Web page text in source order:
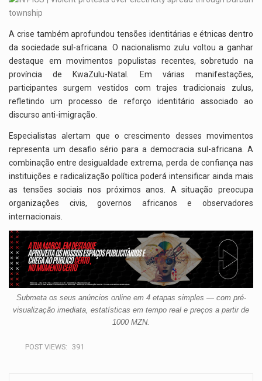
A crise também aprofundou tensões identitárias e étnicas dentro
da sociedade sul-africana. O nacionalismo zulu voltou a ganhar
destaque em movimentos populistas recentes, sobretudo na
província de KwaZulu-Natal. Em várias manifestações,
participantes surgem vestidos com trajes tradicionais zulus,
refletindo um processo de reforço identitário associado ao
discurso anti-imigração.
Especialistas alertam que o crescimento desses movimentos
representa um desafio sério para a democracia sul-africana. A
combinação entre desigualdade extrema, perda de confiança nas
instituições e radicalização política poderá intensificar ainda mais
as tensões sociais nos próximos anos. A situação preocupa
organizações civis, governos africanos e observadores
internacionais.
Submeta os seus anúncios online em 4 etapas simples — com pré-
visualização imediata, estatísticas em tempo real e preços a partir de
1000 MZN.
POST VIEWS: 391